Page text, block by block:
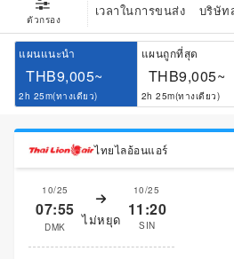
ตัวกรอง
เวลาในการขนส่ง บริษัท
แผนแนะนำ
THB9,005~
2h 25m(ทางเดียว)
แผนถูกที่สุด
THB9,005~
2h 25m(ทางเดียว)
ไทยไลอ้อนแอร์
10/25
07:55
DMK ไม่หยุด
10/25
11:20
SIN